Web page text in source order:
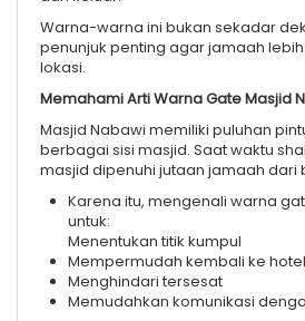
Warna-warna ini bukan sekadar
penunjuk penting agar jamaah
lokasi.
Memahami Arti Warna Gate Masjid
Masjid Nabawi memiliki puluhan
berbagai sisi masjid. Saat waktu
masjid dipenuhi jutaan jamaah dari
Karena itu, mengenali warna
untuk:
Menentukan titik kumpul
Mempermudah kembali ke hotel
Menghindari tersesat
Memudahkan komunikasi